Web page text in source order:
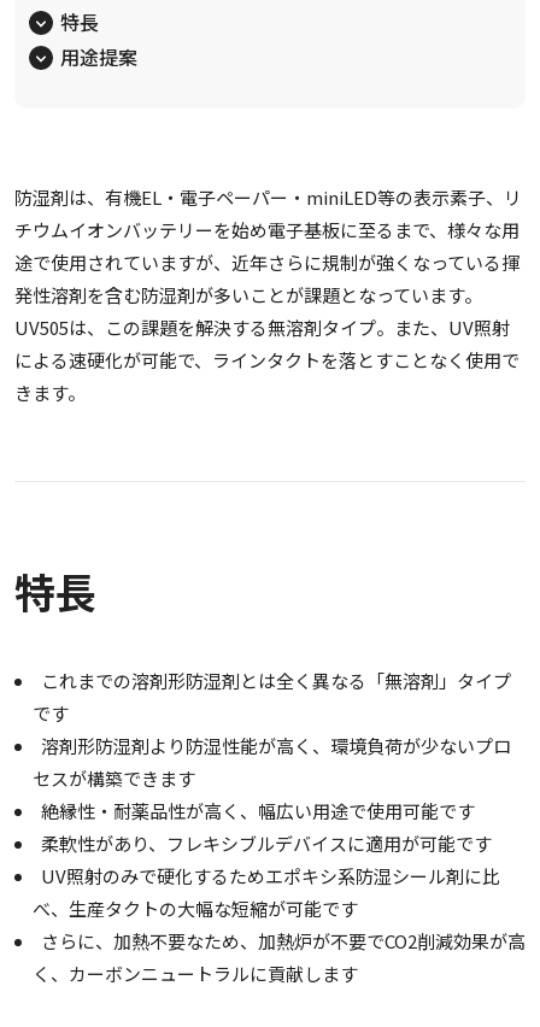
特長
用途提案
防湿剤は、有機EL・電子ペーパー・miniLED等の表示素子、リ
チウムイオンバッテリーを始め電子基板に至るまで、様々な用
途で使用されていますが、近年さらに規制が強くなっている揮
発性溶剤を含む防湿剤が多いことが課題となっています。
UV505は、この課題を解決する無溶剤タイプ。また、UV照射
による速硬化が可能で、ラインタクトを落とすことなく使用で
きます。
特長
これまでの溶剤形防湿剤とは全く異なる「無溶剤」タイプ
です
溶剤形防湿剤より防湿性能が高く、環境負荷が少ないプロ
セスが構築できます
絶縁性・耐薬品性が高く、幅広い用途で使用可能です
柔軟性があり、フレキシブルデバイスに適用が可能です
UV照射のみで硬化するためエポキシ系防湿シール剤に比
べ、生産タクトの大幅な短縮が可能です
さらに、加熱不要なため、加熱炉が不要でCO2削減効果が高
く、カーボンニュートラルに貢献します